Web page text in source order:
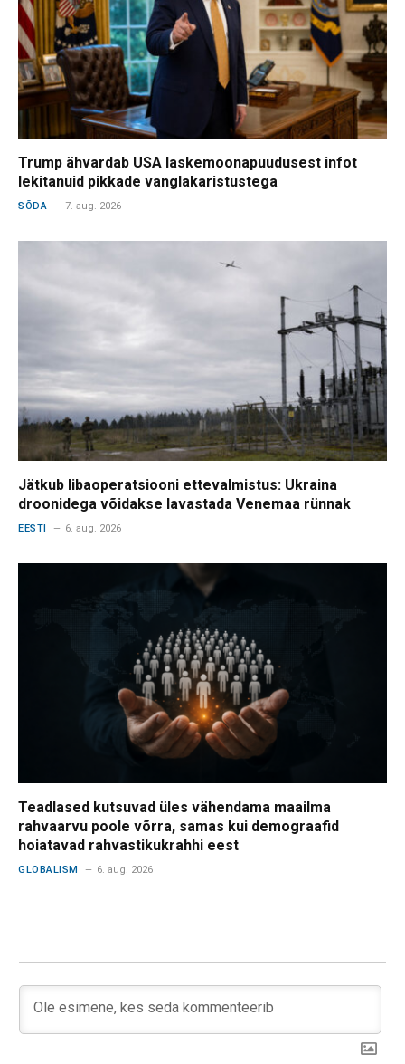
Trump ähvardab USA laskemoonapuudusest infot
lekitanuid pikkade vanglakaristustega
SÕDA 7. aug. 2026
Jätkub libaoperatsiooni ettevalmistus: Ukraina
droonidega võidakse lavastada Venemaa rünnak
EESTI 6. aug. 2026
Teadlased kutsuvad üles vähendama maailma
rahvaarvu poole võrra, samas kui demograafid
hoiatavad rahvastikukrahhi eest
GLOBALISM 6. aug. 2026